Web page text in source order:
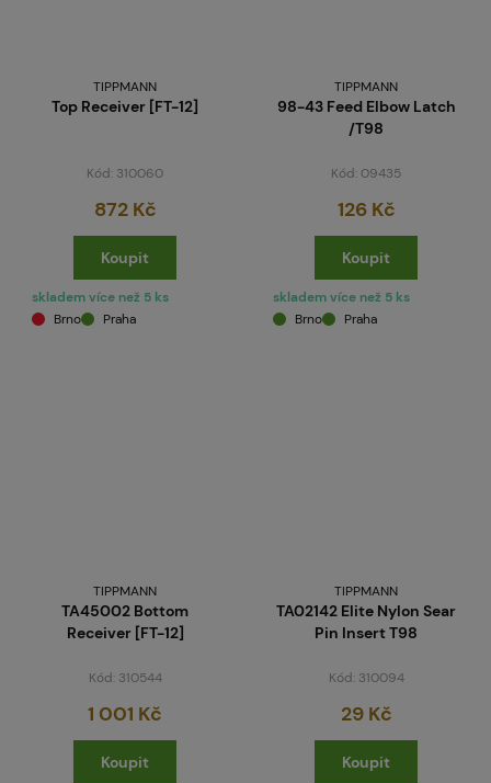
TIPPMANN
Top Receiver [FT-12]
Kód: 310060
872 Kč
Koupit
skladem více než 5 ks
Brno
Praha
TIPPMANN
98-43 Feed Elbow Latch
/T98
Kód: 09435
126 Kč
Koupit
skladem více než 5 ks
Brno
Praha
TIPPMANN
TA45002 Bottom
Receiver [FT-12]
Kód: 310544
1 001 Kč
Koupit
TIPPMANN
TA02142 Elite Nylon Sear
Pin Insert T98
Kód: 310094
29 Kč
Koupit